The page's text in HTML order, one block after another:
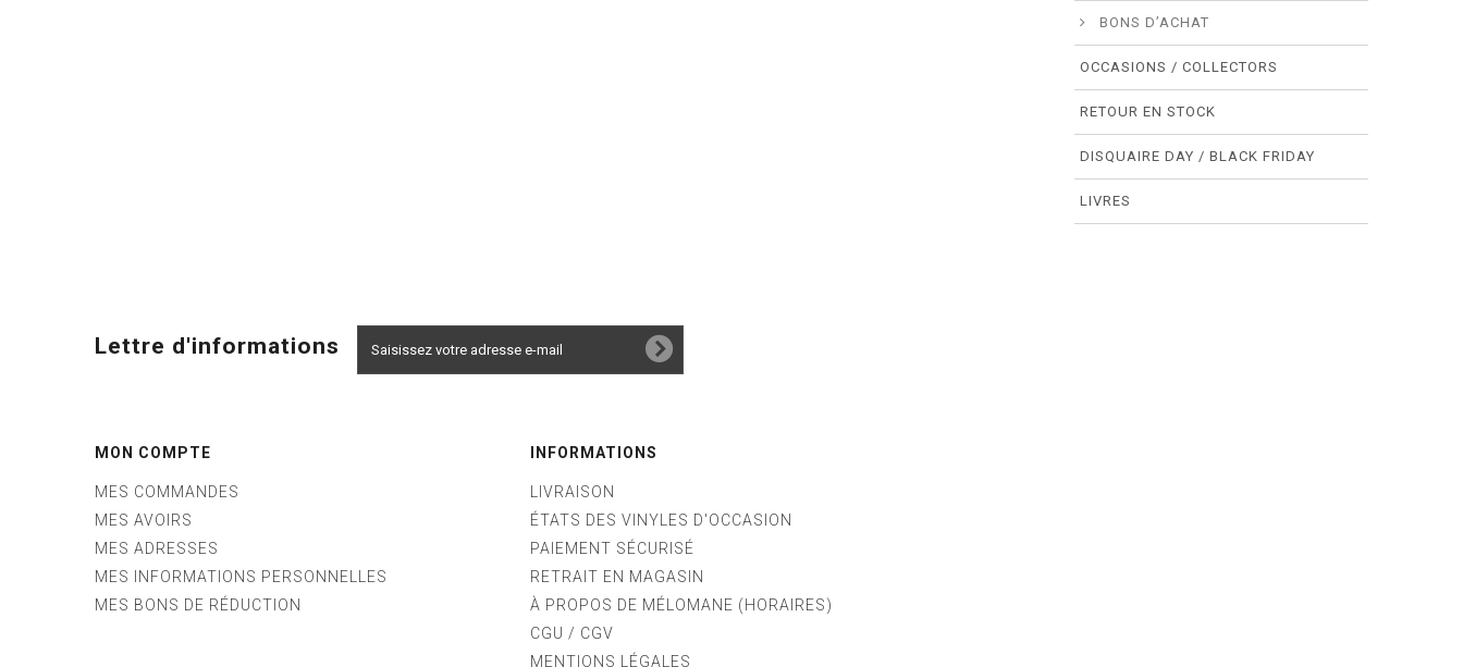
BONS D’ACHAT
OCCASIONS / COLLECTORS
RETOUR EN STOCK
DISQUAIRE DAY / BLACK FRIDAY
LIVRES
Lettre d'informations
MON COMPTE
MES COMMANDES
MES AVOIRS
MES ADRESSES
MES INFORMATIONS PERSONNELLES
MES BONS DE RÉDUCTION
INFORMATIONS
LIVRAISON
ÉTATS DES VINYLES D'OCCASION
PAIEMENT SÉCURISÉ
RETRAIT EN MAGASIN
À PROPOS DE MÉLOMANE (HORAIRES)
CGU / CGV
MENTIONS LÉGALES